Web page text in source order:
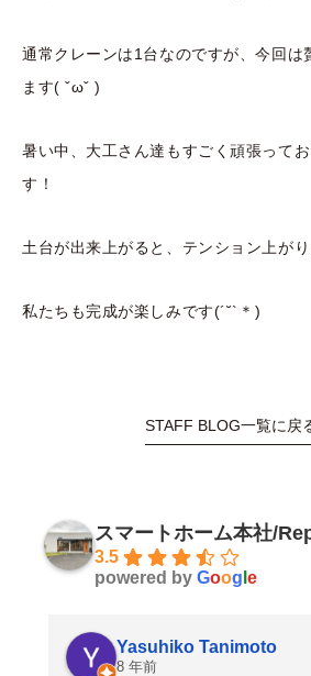
通常クレーンは1台なのですが、今回は
ます( ˇωˇ )
暑い中、大工さん達もすごく頑張って
す！
土台が出来上がると、テンション上が
私たちも完成が楽しみです(´˘`＊)
STAFF BLOG一覧に戻
スマートホーム本社/
3.5
powered by Goog e
Yasuhiko Tanimoto
8 年前